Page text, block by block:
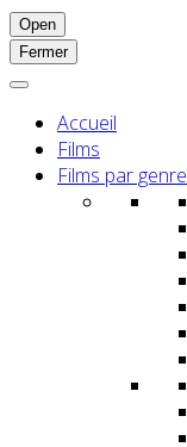
Open
Fermer
Accueil
Films
Films par genre